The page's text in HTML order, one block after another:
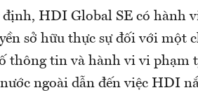
định, HDI Global SE có hành
sở hữu thực sự đối với một
thông tin và hành vi vi phạm
ngoài dẫn đến việc HDI